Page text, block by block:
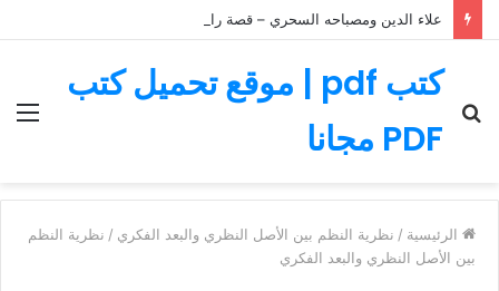
علاء الدين ومصباحه السحري – قصة رائعة مليئة بالمغامرات
كتب pdf | موقع تحميل كتب
PDF مجاناعن
الرئيسية / نظرية النظم بين الأصل النظري والبعد الفكري / نظرية النظم
بين الأصل النظري والبعد الفكري